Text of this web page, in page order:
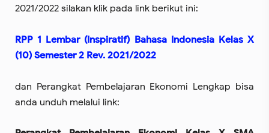
2021/2022 silakan klik pada link berikut ini:
RPP 1 Lembar (Inspiratif) Bahasa Indonesia Kelas X
(10) Semester 2 Rev. 2021/2022
dan Perangkat Pembelajaran Ekonomi Lengkap bisa
anda unduh melalui link: